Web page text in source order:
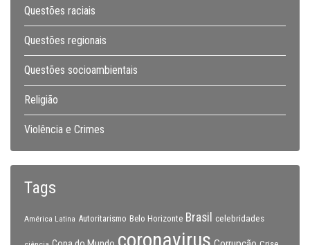
Questões raciais
Questões regionais
Questões socioambientais
Religião
Violência e Crimes
Tags
América Latina Autoritarismo Belo Horizonte Brasil celebridades
coronavirus